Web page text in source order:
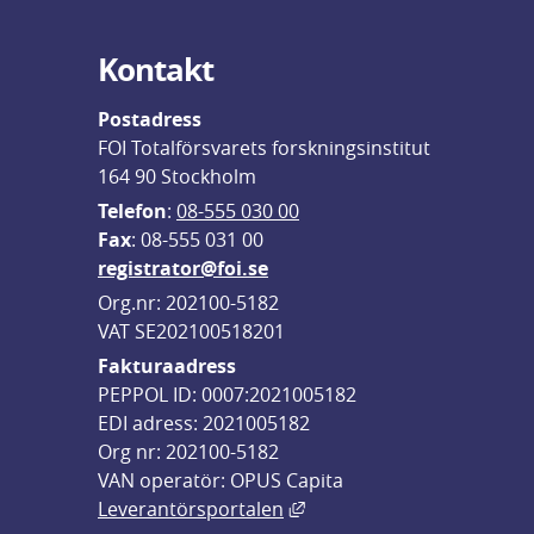
Kontakt
Postadress
FOI Totalförsvarets forskningsinstitut
164 90 Stockholm
Telefon: 08-555 030 00
Fax: 08-555 031 00
registrator@foi.se
Org.nr: 202100-5182
VAT SE202100518201
Fakturaadress
PEPPOL ID: 0007:2021005182
EDI adress: 2021005182
Org nr: 202100-5182
VAN operatör: OPUS Capita
Leverantörsportalen
Länk till annan